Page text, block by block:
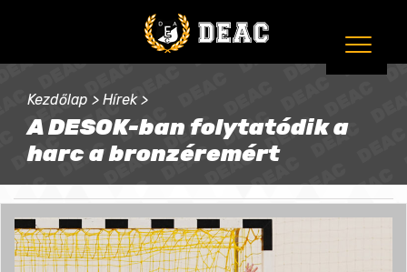
Kezdőlap > Hírek >
A DESOK-ban folytatódik a
harc a bronzéremért